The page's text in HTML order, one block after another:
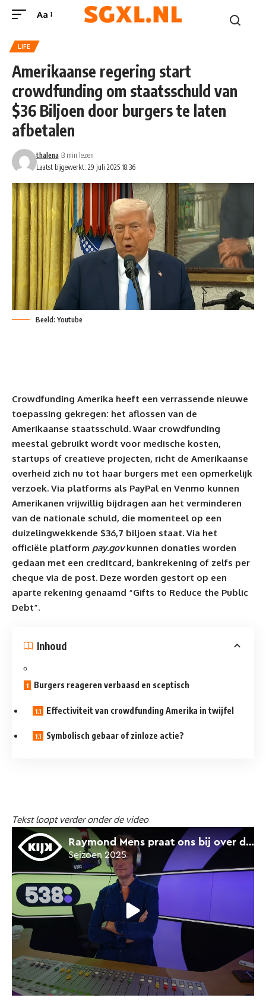
Aa
LIFE
Amerikaanse regering start
crowdfunding om staatsschuld van
$36 Biljoen door burgers te laten
afbetalen
Laatst bijgewerkt: 29 juli 2025 18:36
thalena 3 min lezen
Beeld: Youtube
Crowdfunding Amerika heeft een verrassende nieuwe
toepassing gekregen: het aflossen van de
Amerikaanse staatsschuld. Waar crowdfunding
meestal gebruikt wordt voor medische kosten,
startups of creatieve projecten, richt de Amerikaanse
overheid zich nu tot haar burgers met een opmerkelijk
verzoek. Via platforms als PayPal en Venmo kunnen
Amerikanen vrijwillig bijdragen aan het verminderen
van de nationale schuld, die momenteel op een
duizelingwekkende $36,7 biljoen staat. Via het
officiële platform pay.govkunnen donaties worden
gedaan met een creditcard, bankrekening of zelfs per
cheque via de post. Deze worden gestort op een
aparte rekening genaamd “Gifts to Reduce the Public
Debt”.
Inhoud
Burgers reageren verbaasd en sceptisch
Effectiviteit van crowdfunding Amerika in twijfel
Symbolisch gebaar of zinloze actie?
Tekst loopt verder onder de video